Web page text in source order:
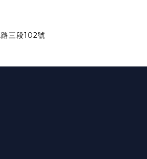
三段102號